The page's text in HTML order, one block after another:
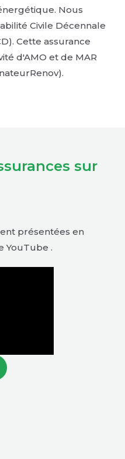
Nous
Civile Décennale
Cette assurance
d'AMO et de MAR
sur
présentées en
YouTube .